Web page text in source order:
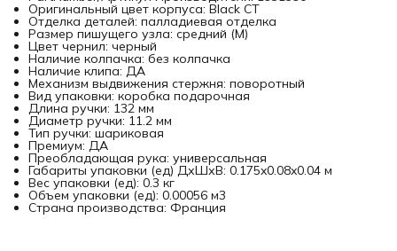
Оригинальный цвет корпуса: Black CT
Отделка деталей: палладиевая отделка
Размер пишущего узла: средний (M)
Цвет чернил: черный
Наличие колпачка: без колпачка
Наличие клипа: ДА
Механизм выдвижения стержня: поворотный
Вид упаковки: коробка подарочная
Длина ручки: 132 мм
Диаметр ручки: 11.2 мм
Тип ручки: шариковая
Премиум: ДА
Преобладающая рука: универсальная
Габариты упаковки (ед) ДхШхВ: 0.175x0.08x0.04 м
Вес упаковки (ед): 0.3 кг
Объем упаковки (ед): 0.00056 м3
Страна производства: Франция